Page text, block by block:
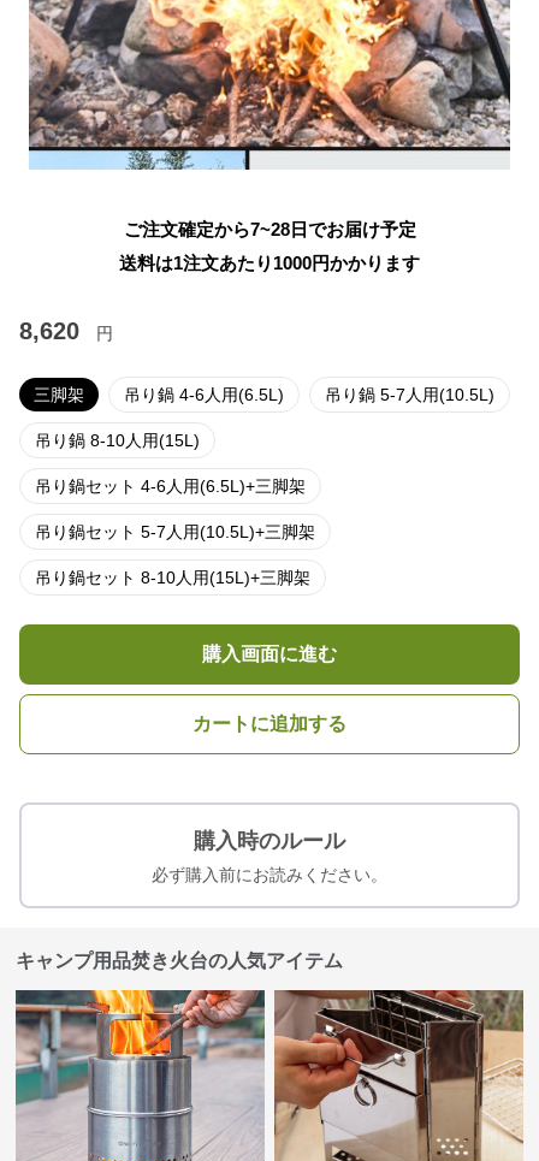
ご注文確定から7~28日でお届け予定
送料は1注文あたり 1000円かかります
8,620 円
三脚架 吊り鍋 4-6人用(6.5L) 吊り鍋 5-7人用(10.5L)
吊り鍋 8-10人用(15L)
吊り鍋セット 4-6人用(6.5L)+三脚架
吊り鍋セット 5-7人用(10.5L)+三脚架
吊り鍋セット 8-10人用(15L)+三脚架
購入画面に進む
カートに追加する
購入時のルール
必ず購入前にお読みください。
キャンプ用品焚き火台の人気アイテム